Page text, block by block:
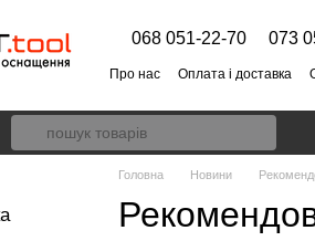
068 051-22-70 073
Про нас Оплата і доставка
Головна Новини